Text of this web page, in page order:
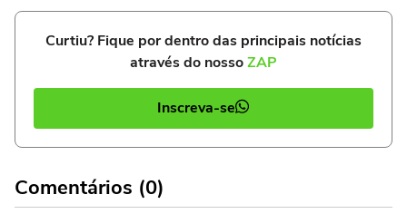
Curtiu? Fique por dentro das principais notícias
através do nossoZAP
Inscreva-se
Comentários (0)